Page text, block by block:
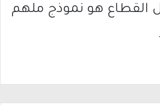
القطاع هو نموذج ملهم